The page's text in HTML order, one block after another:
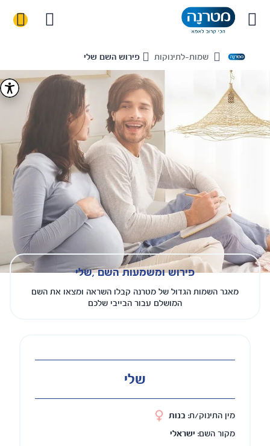
Home שמות-לתינוקות פירוש השם שלי
פירוש ומשמעות השם ,שלי
מאגר השמות הגדול של מטרנה קבלו השראה ומצאו את השם
המושלם עבור הבייבי שלכם
שלי
מין התינוק/ת: בנות
מקור השם: ישראלי